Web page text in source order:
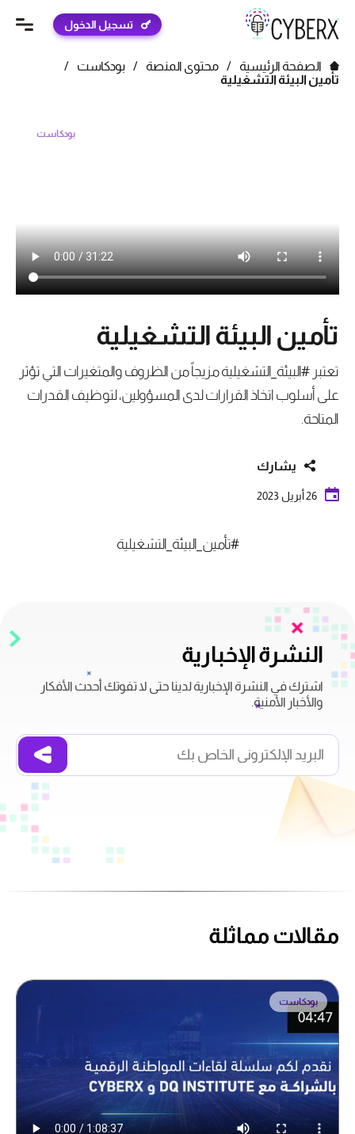
تسجيل الدخول
الصفحة الرئيسية / محتوى المنصة / بودكاست
/
تأمين البيئة التشغيلية
بودكاست
تأمين البيئة التشغيلية
تعتبر #البيئة_التشغيلية مزيجاً من الظروف والمتغيرات التي تؤثر
على أسلوب اتخاذ القرارات لدى المسؤولين، لتوظيف القدرات
المتاحة.
يشارك
26 أبريل 2023
#تأمين_البيئة_التشغيلية
النشرة الإخبارية
اشترك في النشرة الإخبارية لدينا حتى لا تفوتك أحدث الأفكار
والأخبار الأمنية.
مقالات مماثلة
بودكاست